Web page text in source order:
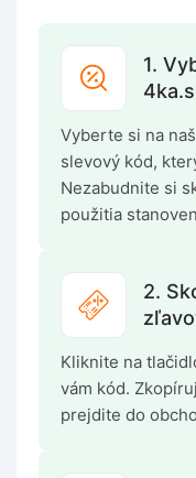
1.
Vyberte si na
slevový kód,
Nezabudnite si
použitia
2.
Kliknite na
vám kód.
prejdite do